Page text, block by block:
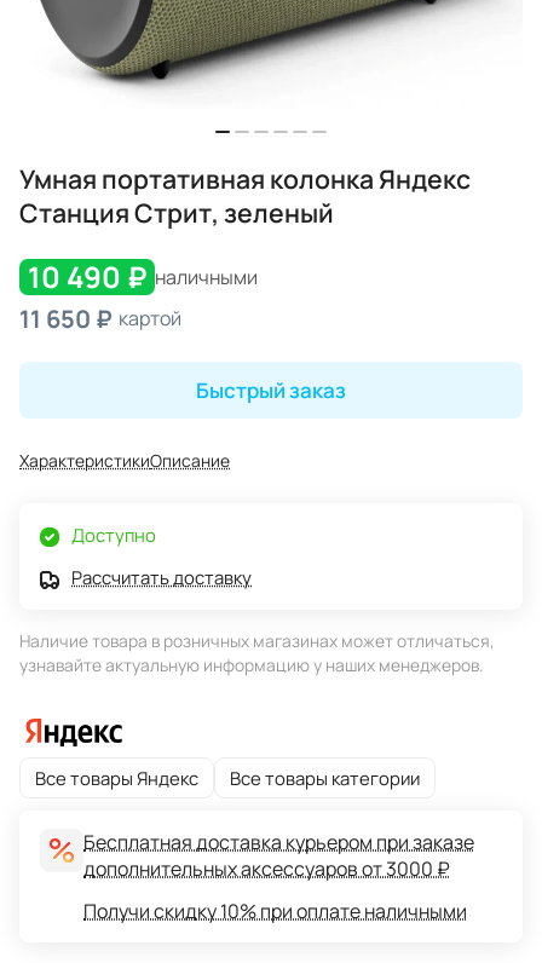
Умная портативная колонка Яндекс
Станция Стрит, зеленый
10 490 ₽ наличными
11 650 ₽ картой
Быстрый заказ
ХарактеристикиОписание
Доступно
Рассчитать доставку
Наличие товара в розничных магазинах может отличаться,
узнавайте актуальную информацию у наших менеджеров.
Все товары Яндекс Все товары категории
Бесплатная доставка курьером при заказе
дополнительных аксессуаров от 3000 ₽
Получи скидку 10% при оплате наличными